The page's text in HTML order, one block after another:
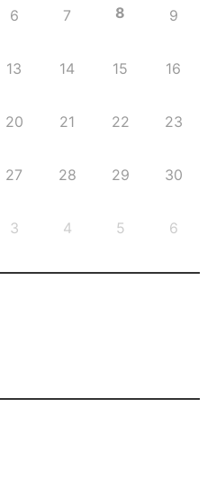
6 7 8 9
13 14 15 16
20 21 22 23
27 28 29 30
3 4 5 6